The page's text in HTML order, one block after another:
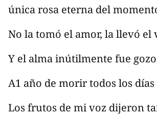
única rosa eterna del
No la tomó el amor, la llevó el
Y el alma inútilmente fue
A1 año de morir todos los días
Los frutos de mi voz dijeron